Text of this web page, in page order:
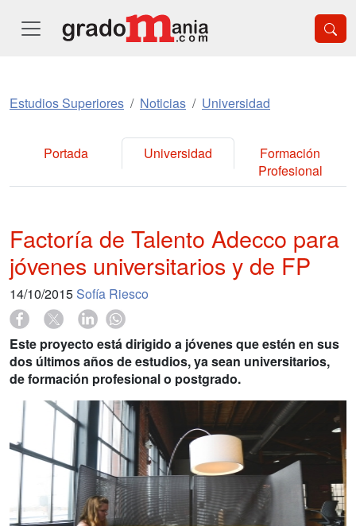
Estudios Superiores Noticias Universidad
Portada Universidad
Formación
Profesional
Factoría de Talento Adecco para
jóvenes universitarios y de FP
14/10/2015 Sofía Riesco
Este proyecto está dirigido a jóvenes que estén en sus
dos últimos años de estudios, ya sean universitarios,
de formación profesional o postgrado.